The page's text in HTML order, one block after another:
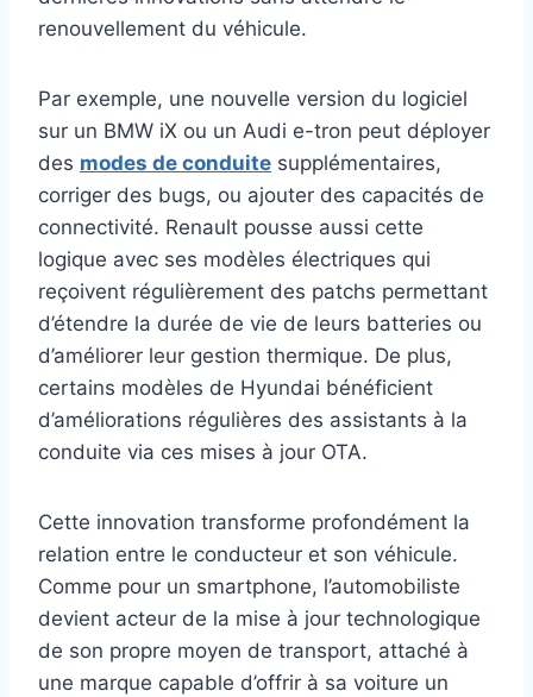
renouvellement du véhicule.
Par exemple, une nouvelle version du logiciel
sur un BMW iX ou un Audi e-tron peut déployer
des modes de conduite supplémentaires,
corriger des bugs, ou ajouter des capacités de
connectivité. Renault pousse aussi cette
logique avec ses modèles électriques qui
reçoivent régulièrement des patchs permettant
d’étendre la durée de vie de leurs batteries ou
d’améliorer leur gestion thermique. De plus,
certains modèles de Hyundai bénéficient
d’améliorations régulières des assistants à la
conduite via ces mises à jour OTA.
Cette innovation transforme profondément la
relation entre le conducteur et son véhicule.
Comme pour un smartphone, l’automobiliste
devient acteur de la mise à jour technologique
de son propre moyen de transport, attaché à
une marque capable d’offrir à sa voiture un